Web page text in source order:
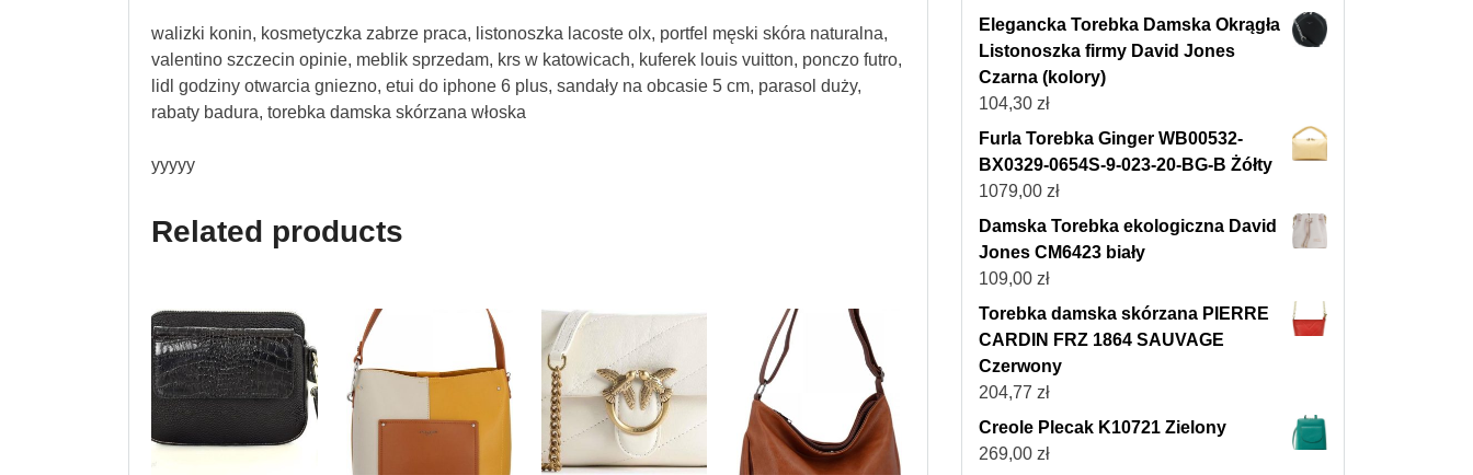
walizki konin, kosmetyczka zabrze praca, listonoszka lacoste olx, portfel męski skóra naturalna,
valentino szczecin opinie, meblik sprzedam, krs w katowicach, kuferek louis vuitton, ponczo futro,
lidl godziny otwarcia gniezno, etui do iphone 6 plus, sandały na obcasie 5 cm, parasol duży,
rabaty badura, torebka damska skórzana włoska
yyyyy
Related products
Elegancka Torebka Damska Okrągła
Listonoszka firmy David Jones
Czarna (kolory)
104,30 zł
Furla Torebka Ginger WB00532-
BX0329-0654S-9-023-20-BG-B Żółty
1079,00 zł
Damska Torebka ekologiczna David
Jones CM6423 biały
109,00 zł
Torebka damska skórzana PIERRE
CARDIN FRZ 1864 SAUVAGE
Czerwony
204,77 zł
Creole Plecak K10721 Zielony
269,00 zł